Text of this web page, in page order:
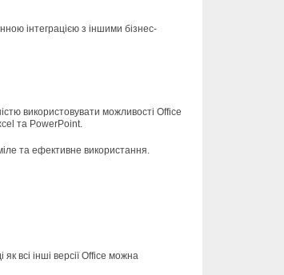
інтеграцією з іншими бізнес-
використовувати можливості Office
та PowerPoint.
та ефективне використання.
всі інші версії Office можна